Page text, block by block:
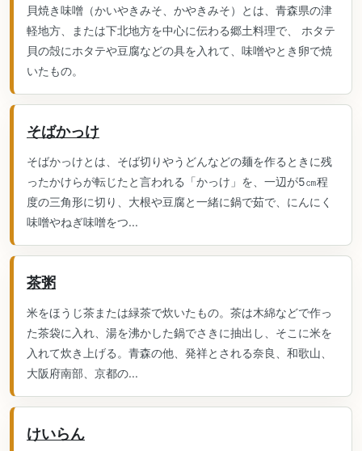
貝焼き味噌（かいやきみそ、かやきみそ）とは、青森県の津
軽地方、または下北地方を中心に伝わる郷土料理で、 ホタテ
貝の殻にホタテや豆腐などの具を入れて、味噌やとき卵で焼
いたもの。
そばかっけ
そばかっけとは、そば切りやうどんなどの麺を作るときに残
ったかけらが転じたと言われる「かっけ」を、一辺が5㎝程
度の三角形に切り、大根や豆腐と一緒に鍋で茹で、にんにく
味噌やねぎ味噌をつ...
茶粥
米をほうじ茶または緑茶で炊いたもの。茶は木綿などで作っ
た茶袋に入れ、湯を沸かした鍋でさきに抽出し、そこに米を
入れて炊き上げる。青森の他、発祥とされる奈良、和歌山、
大阪府南部、京都の...
けいらん